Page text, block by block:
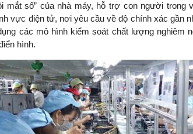
mắt số” của nhà máy, hỗ trợ con người trong
vực điện tử, nơi yêu cầu về độ chính xác gần
các mô hình kiểm soát chất lượng nghiêm
hình.
"Có rất nhiều việc phải làm
ngay từ bây giờ và trên thực tế
đang được tiến hành như tăng
nghệ; ban hành các cơ chế
khuyến khích đổi mới sáng tạo,
khởi nghiệp..."